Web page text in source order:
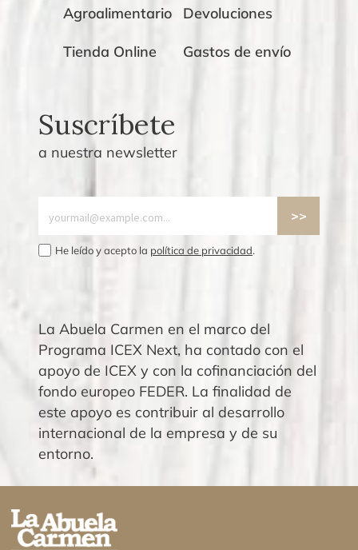
Agroalimentario
Tienda Online
Devoluciones
Gastos de envío
Suscríbete
a nuestra newsletter
He leído y acepto la política de privacidad.
La Abuela Carmen en el marco del
Programa ICEX Next, ha contado con el
apoyo de ICEX y con la cofinanciación del
fondo europeo FEDER. La finalidad de
este apoyo es contribuir al desarrollo
internacional de la empresa y de su
entorno.